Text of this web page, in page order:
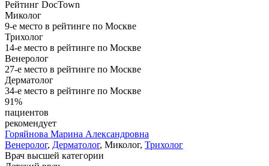
Рейтинг DocTown
Миколог
9-е место в рейтинге по Москве
Трихолог
14-е место в рейтинге по Москве
Венеролог
27-е место в рейтинге по Москве
Дерматолог
34-е место в рейтинге по Москве
91%
пациентов
рекомендует
Горяйнова Марина Александровна
Венеролог, Дерматолог, Миколог, Трихолог
Врач высшей категории